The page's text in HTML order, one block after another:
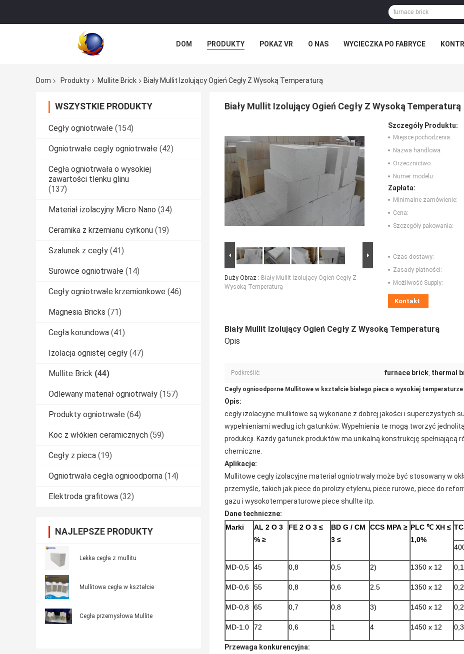
DOM PRODUKTY POKAZ VR O NAS WYCIECZKA PO FABRYCE
Dom Produkty Mullite Brick Biały Mullit Izolujący Ogień Cegły Z Wysoką Temperaturą
WSZYSTKIE PRODUKTY
Cegły ogniotrwałe (154)
Ogniotrwałe cegły ogniotrwałe (42)
Cegła ogniotrwała o wysokiej
zawartości tlenku glinu
(137)
Materiał izolacyjny Micro Nano (34)
Ceramika z krzemianu cyrkonu (19)
Szalunek z cegły (41)
Surowce ogniotrwałe (14)
Cegły ogniotrwałe krzemionkowe (46)
Magnesia Bricks (71)
Cegła korundowa (41)
Izolacja ognistej cegły (47)
Mullite Brick (44)
Odlewany materiał ogniotrwały (157)
Produkty ogniotrwałe (64)
Koc z włókien ceramicznych (59)
Cegły z pieca (19)
Ogniotrwała cegła ognioodporna (14)
Elektroda grafitowa (32)
NAJLEPSZE PRODUKTY
Lekka cegła z mullitu
Mullitowa cegła w kształcie
Cegła przemysłowa Mullite
Biały Mullit Izolujący Ogień Cegły Z Wysoką Temperaturą
Duży Obraz : Biały Mullit Izolujący Ogień Cegły Z
Wysoką Temperaturą
Szczegóły Produktu:
Miejsce pochodzenia:
Nazwa handlowa:
Orzecznictwo:
Numer modelu:
Zapłata:
Minimalne zamówienie:
Cena:
Szczegóły pakowania:
Czas dostawy:
Zasady płatności:
Możliwość Supply:
Kontakt
Biały Mullit Izolujący Ogień Cegły Z Wysoką Temperaturą
Opis
Podkreślić: furnace brick, thermal
Cegły ognioodporne Mullitowe w kształcie białego pieca o wysokiej temperaturze
Opis:
cegły izolacyjne mullitowe są wykonane z dobrej jakości i superczystych
wypełnieniami według ich gatunków. Wypełnienia te mogą tworzyć
produkcji. Każdy gatunek produktów ma unikalną konstrukcję spełniającą
chemiczne.
Aplikacje:
Mullitowe cegły izolacyjne materiał ogniotrwały może być stosowany w
przemyśle, takich jak piece do pirolizy etylenu, piece rurowe, piece do
gazu i wysokotemperaturowe piece shullte itp.
Dane techniczne:
Marki
AL 2 O 3
% ≥
FE 2 O 3 ≤
BD G / CM
3 ≤
CCS MPA ≥ PLC ℃ XH ≤
1,0%
MD-0,5 45 0,8 0,5 2) 1350 x 12
MD-0,6 55 0,8 0,6 2.5 1350 x 12
MD-0,8 65 0,7 0,8 3) 1450 x 12
MD-1.0 72 0,6 1 4 1450 x 12 0,3
Przewaga konkurencyjna: